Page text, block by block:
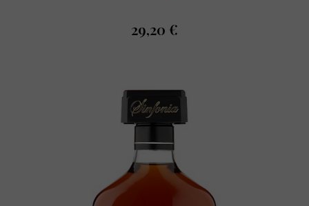
prix
29,20 €